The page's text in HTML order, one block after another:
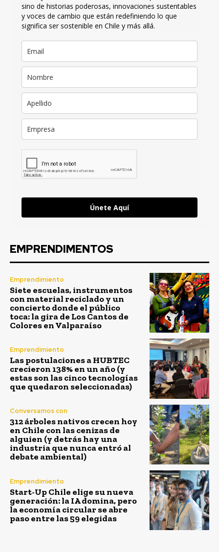
sino de historias poderosas, innovaciones sustentables
y voces de cambio que están redefiniendo lo que
significa ser sostenible en Chile y más allá.
Únete Aquí
EMPRENDIMENTOS
Emprendimiento
Siete escuelas, instrumentos
con material reciclado y un
concierto donde el público
toca: la gira de Los Cantos de
Colores en Valparaíso
Emprendimiento
Las postulaciones a HUBTEC
crecieron 138% en un año (y
estas son las cinco tecnologías
que quedaron seleccionadas)
Conversamos con
312 árboles nativos crecen hoy
en Chile con las cenizas de
alguien (y detrás hay una
industria que nunca entró al
debate ambiental)
Emprendimiento
Start-Up Chile elige su nueva
generación: la IA domina, pero
la economía circular se abre
paso entre las 59 elegidas